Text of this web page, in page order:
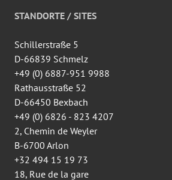
de
wingtsun.arlon
Facebook
STANDORTE / SITES
Schillerstraße 5
D-66839 Schmelz
+49 (0) 6887-951 9988
Rathausstraße 52
D-66450 Bexbach
+49 (0) 6826 - 823 4207
2, Chemin de Weyler
B-6700 Arlon
+32 494 15 19 73
18, Rue de la gare